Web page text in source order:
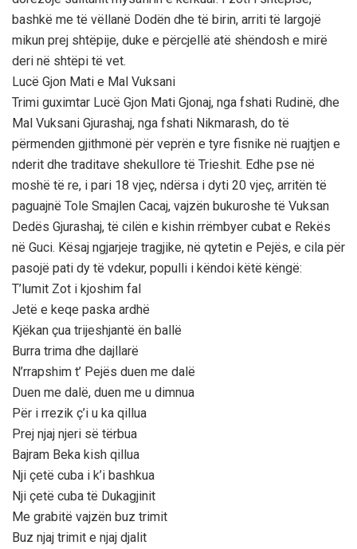
bashkë me të vëllanë Dodën dhe të birin, arriti të largojë
mikun prej shtëpije, duke e përcjellë atë shëndosh e mirë
deri në shtëpi të vet.
Lucë Gjon Mati e Mal Vuksani
Trimi guximtar Lucë Gjon Mati Gjonaj, nga fshati Rudinë, dhe
Mal Vuksani Gjurashaj, nga fshati Nikmarash, do të
përmenden gjithmonë për veprën e tyre fisnike në ruajtjen e
nderit dhe traditave shekullore të Trieshit. Edhe pse në
moshë të re, i pari 18 vjeç, ndërsa i dyti 20 vjeç, arritën të
paguajnë Tole Smajlen Cacaj, vajzën bukuroshe të Vuksan
Dedës Gjurashaj, të cilën e kishin rrëmbyer cubat e Rekës
në Guci. Kësaj ngjarjeje tragjike, në qytetin e Pejës, e cila për
pasojë pati dy të vdekur, populli i këndoi këtë këngë:
T’lumit Zot i kjoshim fal
Jetë e keqe paska ardhë
Kjëkan çua trijeshjantë ën ballë
Burra trima dhe dajllarë
N’rrapshim t’ Pejës duen me dalë
Duen me dalë, duen me u dimnua
Për i rrezik ç’i u ka qillua
Prej njaj njeri së tërbua
Bajram Beka kish qillua
Nji çetë cuba i k’i bashkua
Nji çetë cuba të Dukagjinit
Me grabitë vajzën buz trimit
Buz njaj trimit e njaj djalit